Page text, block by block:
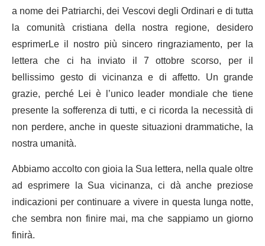
a nome dei Patriarchi, dei Vescovi degli Ordinari e di tutta
la comunità cristiana della nostra regione, desidero
esprimerLe il nostro più sincero ringraziamento, per la
lettera che ci ha inviato il 7 ottobre scorso, per il
bellissimo gesto di vicinanza e di affetto. Un grande
grazie, perché Lei è l’unico leader mondiale che tiene
presente la sofferenza di tutti, e ci ricorda la necessità di
non perdere, anche in queste situazioni drammatiche, la
nostra umanità.
Abbiamo accolto con gioia la Sua lettera, nella quale oltre
ad esprimere la Sua vicinanza, ci dà anche preziose
indicazioni per continuare a vivere in questa lunga notte,
che sembra non finire mai, ma che sappiamo un giorno
finirà.